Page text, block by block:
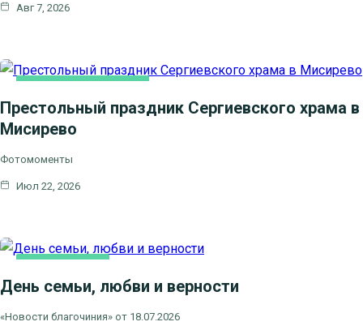
Авг 7, 2026
Престольный праздник Сергиевского храма в
Мисирево
Фотомоменты
Июл 22, 2026
НОВОСТИ БЛАГОЧИНИЯ
НОВОСТИ КЛИНСКОГО
День семьи, любви и верности
«Новости благочиния» от 18.07.2026